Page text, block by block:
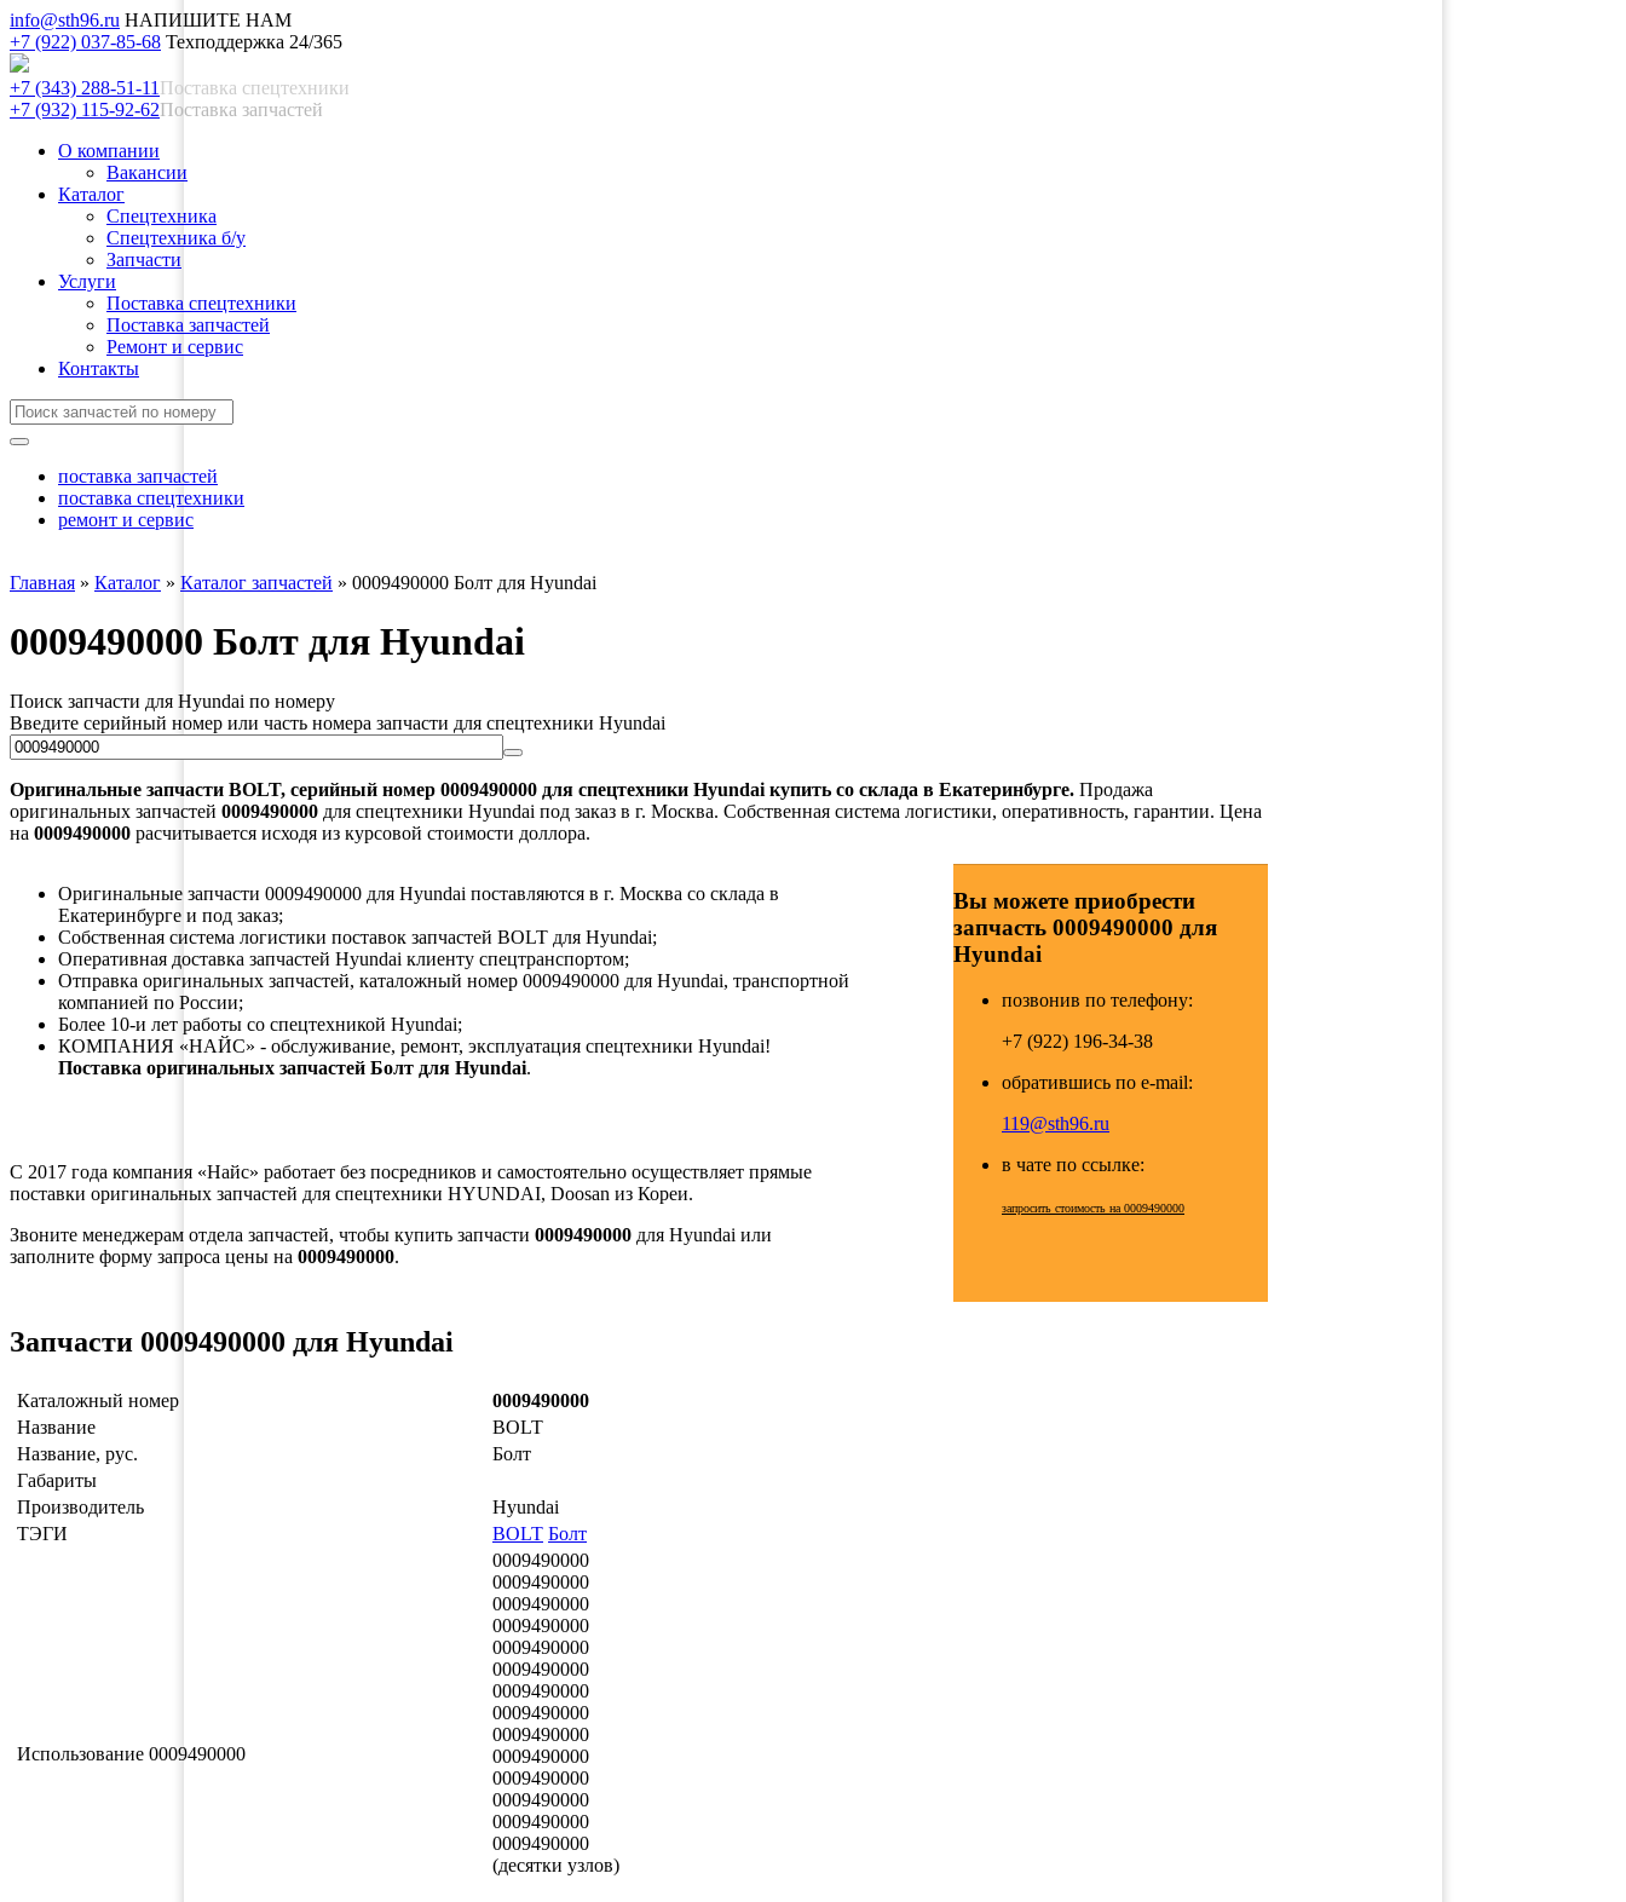
info@sth96.ru НАПИШИТЕ НАМ
+7 (922) 037-85-68 Техподдержка 24/365
+7 (343) 288-51-11 Поставка спецтехники
+7 (932) 115-92-62Поставка запчастей
О компании
Вакансии
Каталог
Спецтехника
Спецтехника б/у
Запчасти
Услуги
Поставка спецтехники
Поставка запчастей
Ремонт и сервис
Контакты
поставка запчастей
поставка спецтехники
ремонт и сервис
Главная » Каталог » Каталог запчастей » 0009490000 Болт для Hyundai
0009490000 Болт для Hyundai
Поиск запчасти для Hyundai по номеру
Введите серийный номер или часть номера запчасти для спецтехники Hyundai
Оригинальные запчасти BOLT, серийный номер 0009490000 для спецтехники Hyundai купить со склада в Екатеринбурге. Продажа
оригинальных запчастей 0009490000 для спецтехники Hyundai под заказ в г. Москва. Собственная система логистики, оперативность, гарантии. Цена
на 0009490000 расчитывается исходя из курсовой стоимости доллора.
Оригинальные запчасти 0009490000 для Hyundai поставляются в г. Москва со склада в
Екатеринбурге и под заказ;
Собственная система логистики поставок запчастей BOLT для Hyundai;
Оперативная доставка запчастей Hyundai клиенту спецтранспортом;
Отправка оригинальных запчастей, каталожный номер 0009490000 для Hyundai, транспортной
компанией по России;
Более 10-и лет работы со спецтехникой Hyundai;
КОМПАНИЯ «НАЙС» - обслуживание, ремонт, эксплуатация спецтехники Hyundai!
Поставка оригинальных запчастей Болт для Hyundai.
С 2017 года компания «Найс» работает без посредников и самостоятельно осуществляет прямые
поставки оригинальных запчастей для спецтехники HYUNDAI, Doosan из Кореи.
Звоните менеджерам отдела запчастей, чтобы купить запчасти 0009490000 для Hyundai или
заполните форму запроса цены на 0009490000.
Вы можете приобрести
запчасть 0009490000 для
Hyundai
позвонив по телефону:
+7 (922) 196-34-38
обратившись по e-mail:
119@sth96.ru
в чате по ссылке:
запросить стоимость на 0009490000
Запчасти 0009490000 для Hyundai
Каталожный номер
0009490000
Название
BOLT
Название, рус.
Болт
Габариты
Производитель
Hyundai
ТЭГИ
BOLT Болт
Использование 0009490000
0009490000
0009490000
0009490000
0009490000
0009490000
0009490000
0009490000
0009490000
0009490000
0009490000
0009490000
0009490000
0009490000
0009490000
(десятки узлов)